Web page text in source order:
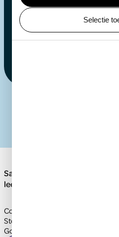
Selectie
Jouw bijdrage
Samen versterken we onze
leefbare toekomst voor
Contact & informatie
Steun ARTIS
Goed doel & stichting